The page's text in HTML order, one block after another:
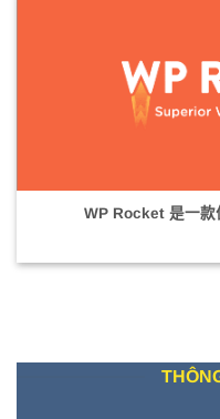
WP Rocket 是一